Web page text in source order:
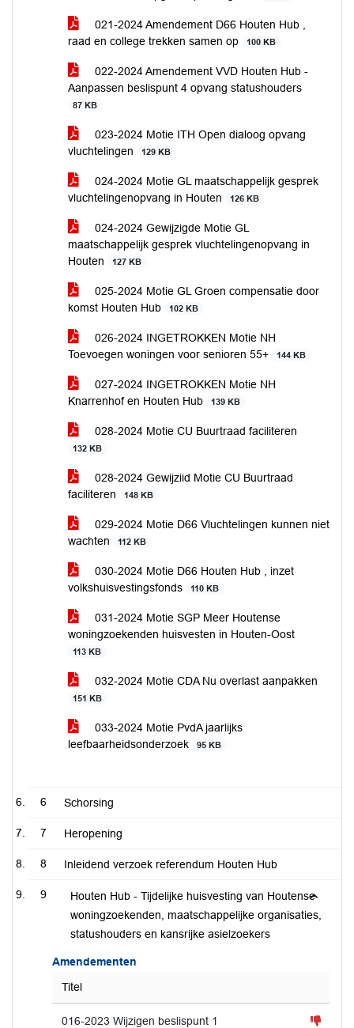
021-2024 Amendement D66 Houten Hub ,
raad en college trekken samen op
100 KB
022-2024 Amendement VVD Houten Hub -
Aanpassen beslispunt 4 opvang statushouders
87 KB
023-2024 Motie ITH Open dialoog opvang
vluchtelingen
129 KB
024-2024 Motie GL maatschappelijk gesprek
vluchtelingenopvang in Houten
126 KB
024-2024 Gewijzigde Motie GL
maatschappelijk gesprek vluchtelingenopvang in
Houten
127 KB
025-2024 Motie GL Groen compensatie door
komst Houten Hub
102 KB
026-2024 INGETROKKEN Motie NH
Toevoegen woningen voor senioren 55+
144 KB
027-2024 INGETROKKEN Motie NH
Knarrenhof en Houten Hub
139 KB
028-2024 Motie CU Buurtraad faciliteren
132 KB
028-2024 Gewijziid Motie CU Buurtraad
faciliteren
148 KB
029-2024 Motie D66 Vluchtelingen kunnen niet
wachten
112 KB
030-2024 Motie D66 Houten Hub , inzet
volkshuisvestingsfonds
110 KB
031-2024 Motie SGP Meer Houtense
woningzoekenden huisvesten in Houten-Oost
113 KB
032-2024 Motie CDA Nu overlast aanpakken
151 KB
033-2024 Motie PvdA jaarlijks
leefbaarheidsonderzoek
95 KB
6 Schorsing
7 Heropening
8 Inleidend verzoek referendum Houten Hub
9
Houten Hub - Tijdelijke huisvesting van Houtense
woningzoekenden, maatschappelijke organisaties,
statushouders en kansrijke asielzoekers
Amendementen
Titel
016-2023 Wijzigen beslispunt 1